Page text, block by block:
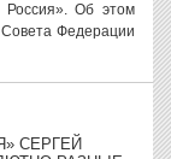
Россия». Об этом
Федерации
СЕРГЕЙ